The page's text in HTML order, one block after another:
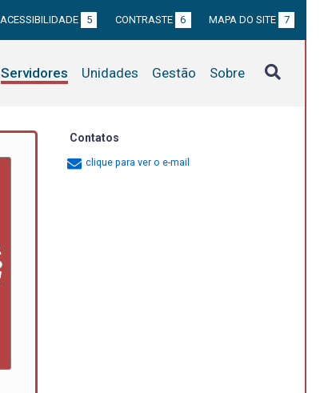
ACESSIBILIDADE 5 CONTRASTE 6 MAPA DO SITE 7
Servidores Unidades Gestão Sobre
Contatos
clique para ver o e-mail